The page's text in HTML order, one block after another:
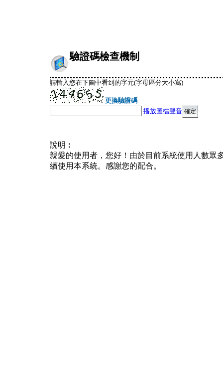
驗證碼檢查機制
請輸入您在下圖中看到的字元(字母區分大小寫)
更換驗證碼
播放圖檔聲音
說明︰
親愛的使用者，您好！由於目前系統使用人數眾
續使用本系統。感謝您的配合。